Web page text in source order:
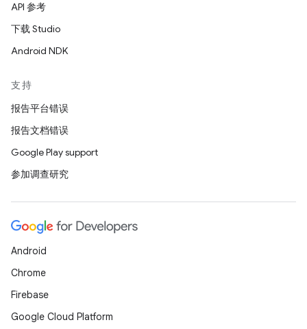
API 参考
下载 Studio
Android NDK
支持
报告平台错误
报告文档错误
Google Play support
参加调查研究
Android
Chrome
Firebase
Google Cloud Platform